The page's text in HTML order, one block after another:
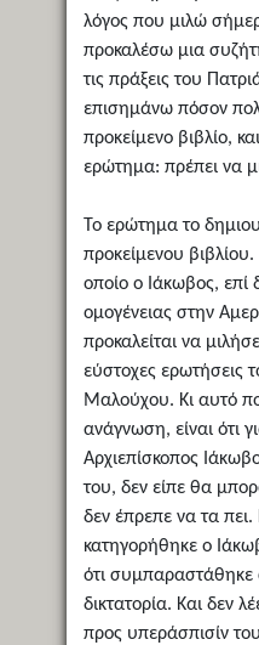
λόγος που μιλώ
προκαλέσω μια
τις πράξεις του
επισημάνω πόσον
προκείμενο βιβλίο,
ερώτημα: πρέπει να
Το ερώτημα το
προκείμενου βιβλίου.
οποίο ο Ιάκωβος, επί
ομογένειας στην
προκαλείται να
εύστοχες ερωτήσεις
Μαλούχου. Κι αυτό
ανάγνωση, είναι ότι
Αρχιεπίσκοπος
του, δεν είπε θα
δεν έπρεπε να τα
κατηγορήθηκε ο
ότι συμπαραστάθηκε
δικτατορία. Και δεν
προς υπεράσπισίν